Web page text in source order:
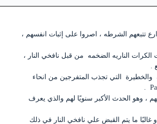
تتبعهم الشرطه ، اصروا على إثبات انفسهم ،
الناريه الضخمه من قبل نافخي النار ،
.
والخطيرة التي تجذب المتفرجين من انحاء
، وهو الحدث الأكبر سنويًا لهم والذي يعرف
مهرجان شعبى و غالبًا ما يتم القبض علي نافخي النار في ذلك